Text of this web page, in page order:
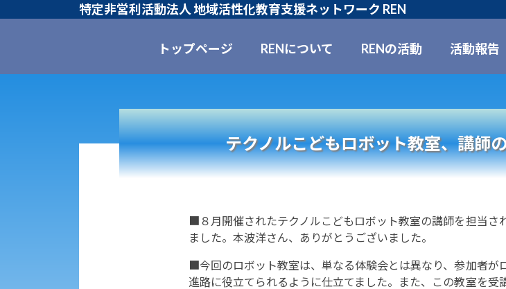
特定非営利活動法人 地域活性化教育支援ネットワーク REN
トップページ RENについて RENの活動 活動報告
テクノルこどもロボット教室、講師
■８月開催されたテクノルこどもロボット教室の講師を担当さ
ました。本波洋さん、ありがとうございました。
■今回のロボット教室は、単なる体験会とは異なり、参加者が
進路に役立てられるように仕立てました。また、この教室を